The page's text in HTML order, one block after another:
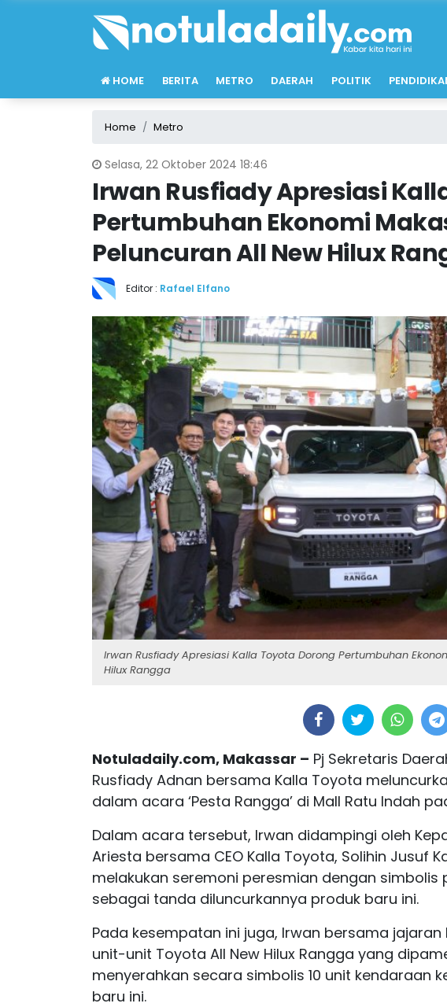
HOME BERITA METRO DAERAH POLITIK
Home Metro
Selasa, 22 Oktober 2024 18:46
Irwan Rusfiady Apresiasi
Pertumbuhan Ekonomi
Peluncuran All New Hilux
Editor : Rafael Elfano
Irwan Rusfiady Apresiasi Kalla Toyota Dorong Pertumbuhan
Hilux Rangga
Notuladaily.com, Makassar – Pj Sekretaris
Rusfiady Adnan bersama Kalla Toyota
dalam acara ‘Pesta Rangga’ di Mall Ratu Indah
Dalam acara tersebut, Irwan didampingi oleh
Ariesta bersama CEO Kalla Toyota, Solihin Jusuf
melakukan seremoni peresmian dengan simbolis
sebagai tanda diluncurkannya produk baru ini.
Pada kesempatan ini juga, Irwan bersama jajaran
unit-unit Toyota All New Hilux Rangga yang
menyerahkan secara simbolis 10 unit kendaraan
baru ini.